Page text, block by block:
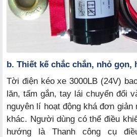
b. Thiết kế chắc chắn, nhỏ gọn,
Tời điện kéo xe 3000LB (24V)
lăn, tấm gắn, tay lái chuyển đổi
nguyên lí hoạt động khá đơn
khác. Người dùng có thể điều
hướng là Thanh công cụ